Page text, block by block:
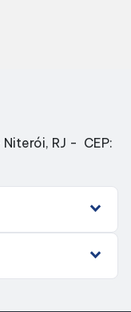
RJ - CEP: